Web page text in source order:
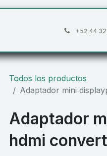
+52 44 32
Todos los productos
Adaptador mini
Adaptador
hdmi